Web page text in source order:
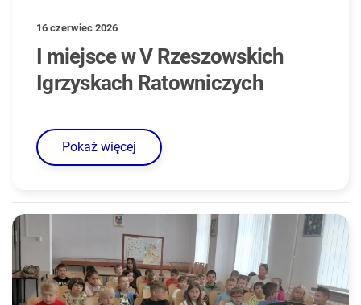
16 czerwiec 2026
I miejsce w V Rzeszowskich
Igrzyskach Ratowniczych
Pokaż więcej